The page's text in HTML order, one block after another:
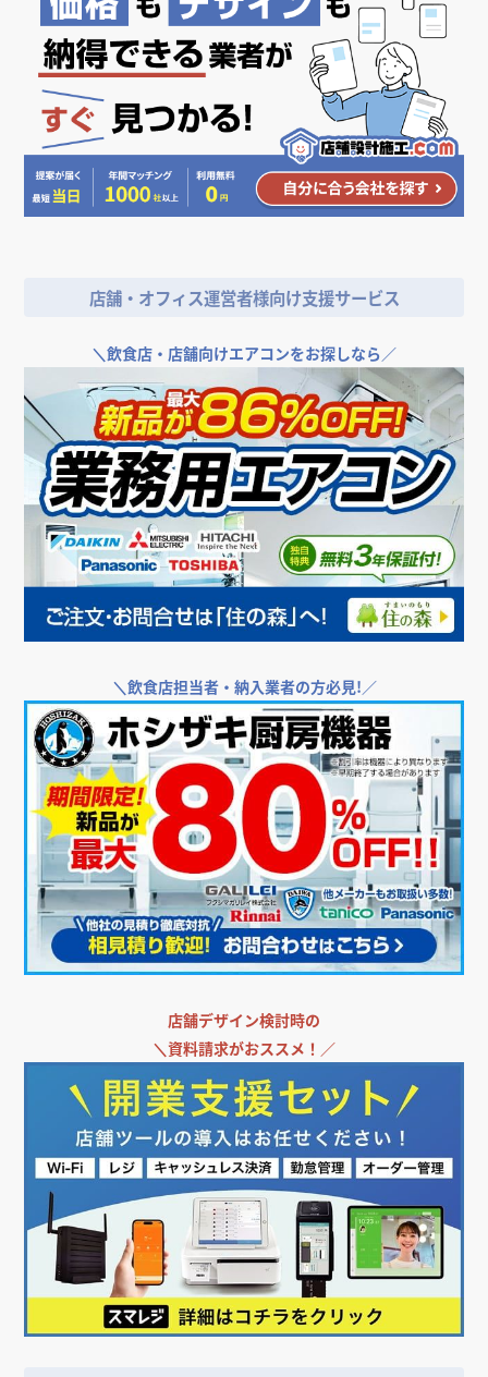
ゴージャス
人気のデザイン・キーワードから探す
店舗・オフィス運営者様向け支援サービス
＼ 飲食店・店舗向けエアコンをお探しなら／
＼飲食店担当者・納入業者の方必見!／
店舗デザイン検討時の
＼資料請求がおススメ！／